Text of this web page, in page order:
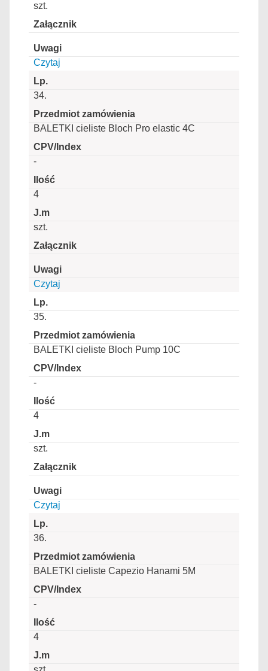
szt.
Czytaj
34.
BALETKI cieliste Bloch Pro elastic 4C
-
4
szt.
Czytaj
35.
BALETKI cieliste Bloch Pump 10C
-
4
szt.
Czytaj
36.
BALETKI cieliste Capezio Hanami 5M
-
4